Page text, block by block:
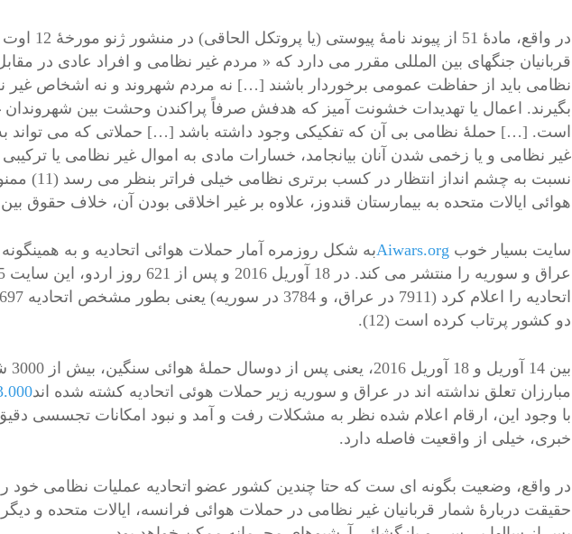
قربانیان جنگهای بین المللی مقرر می دارد که « مردم غیر نظامی و افراد عادی در
نظامی باید از حفاظت عمومی برخوردار باشند […] نه مردم شهروند و نه اشخاص غیر
بگیرند. اعمال یا تهدیدات خشونت آمیز که هدفش صرفاً پراکندن وحشت بین
است. […] حملۀ نظامی بی آن که تفکیکی وجود داشته باشد […] حملاتی که می تواند
غیر نظامی و یا زخمی شدن آنان بیانجامد، خسارات مادی به اموال غیر نظامی یا
نسبت به چشم
هوائی ایالات متحده به بیمارستان قندوز، علاوه بر غیر اخلاقی بودن آن، خلاف حقوق
سایت بسیار خوب Aiwars.orgبه شکل روزمره آمار حملات هوائی اتحادیه و به
دو کشور پرتاب کرده است (12).
مبارزان تعلق نداشته اند در عراق و سوریه زیر حملات هوئی اتحادیه کشته شده اندcivils non-combattants
با وجود این، ارقام اعلام شده نظر به مشکلات رفت و آمد و نبود امکانات تجسسی دقیق
خبری، خیلی از واقعیت فاصله دارد.
در واقع، وضعیت بگونه ای ست که حتا چندین کشور عضو اتحادیه عملیات نظامی خود را
حقیقت دربارۀ شمار قربانیان غیر نظامی در حملات هوائی فرانسه، ایالات متحده و دیگر